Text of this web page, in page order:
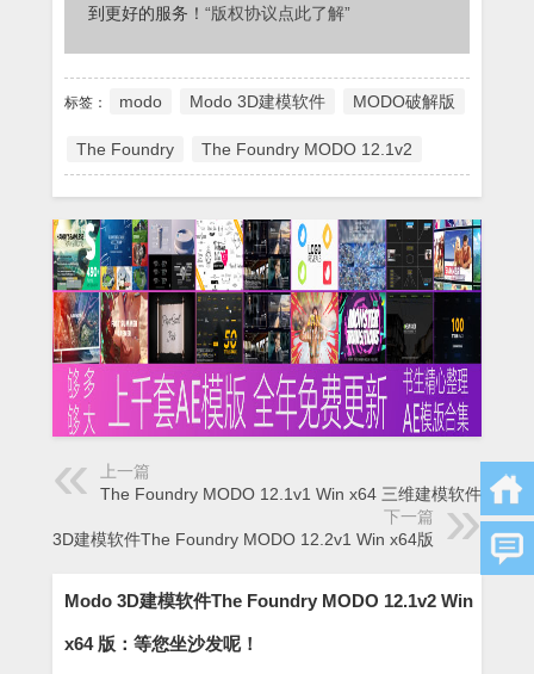
到更好的服务！ “版权协议点此了解”
标签： modo Modo 3D建模软件 MODO破解版
The Foundry The Foundry MODO 12.1v2
上一篇
The Foundry MODO 12.1v1 Win x64 三维建模软件 版
下一篇
Modo 3D建模软件The Foundry MODO 12.2v1 Win x64版
Modo 3D建模软件The Foundry MODO 12.1v2 Win
x64 版：等您坐沙发呢！